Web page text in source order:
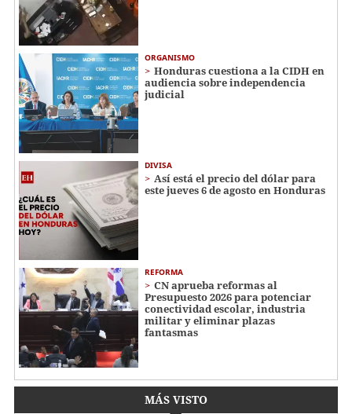
ORGANISMO
Honduras cuestiona a la CIDH en
audiencia sobre independencia
judicial
DIVISA
Así está el precio del dólar para
este jueves 6 de agosto en Honduras
REFORMA
CN aprueba reformas al
Presupuesto 2026 para potenciar
conectividad escolar, industria
militar y eliminar plazas
fantasmas
MÁS VISTO